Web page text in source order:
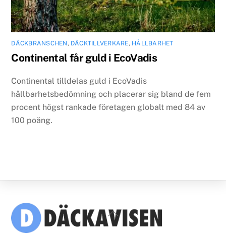
DÄCKBRANSCHEN, DÄCKTILLVERKARE, HÅLLBARHET
Continental får guld i EcoVadis
Continental tilldelas guld i EcoVadis
hållbarhetsbedömning och placerar sig bland de fem
procent högst rankade företagen globalt med 84 av
100 poäng.
Back
To